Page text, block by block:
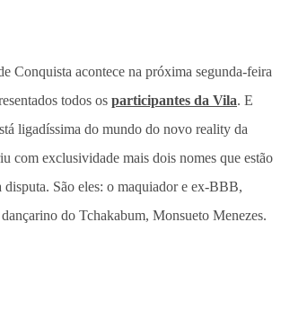
Conquista acontece na próxima segunda-feira
todos os participantes da Vila. E
ligadíssima do mundo do novo reality da
com exclusividade mais dois nomes que estão
disputa. São eles: o maquiador e ex-BBB,
do Tchakabum, Monsueto Menezes.